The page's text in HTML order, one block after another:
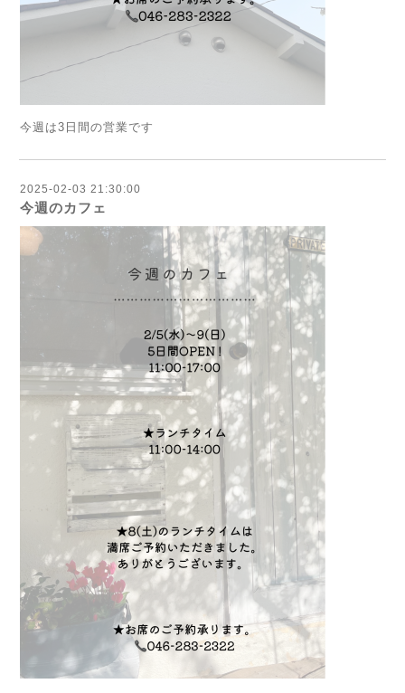
今週は3日間の営業です
2025-02-03 21:30:00
今週のカフェ